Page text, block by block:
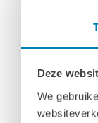
Deze
We